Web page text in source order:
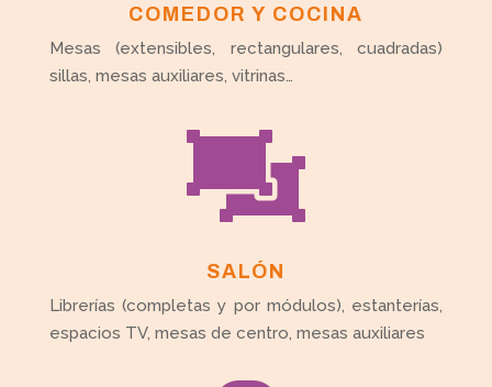
COMEDOR Y COCINA
Mesas (extensibles, rectangulares, cuadradas)
sillas, mesas auxiliares, vitrinas…

SALÓN
Librerías (completas y por módulos), estanterías,
espacios TV, mesas de centro, mesas auxiliares